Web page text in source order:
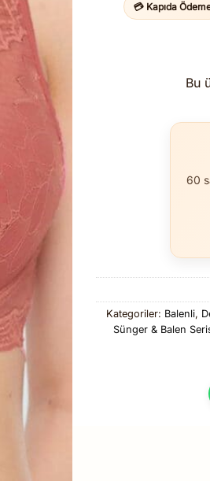
💳 Kapıda
Bu
60
Kategoriler: Balenli,
Sünger & Balen